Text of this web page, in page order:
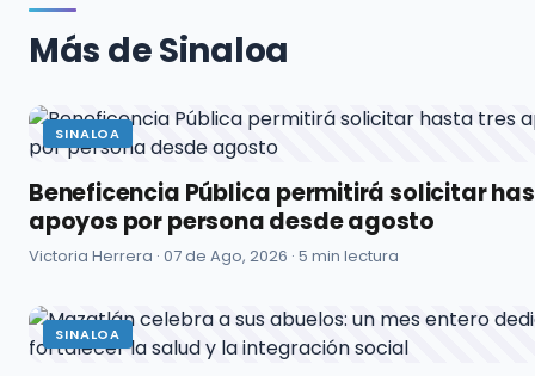
Más de Sinaloa
SINALOA
Beneficencia Pública permitirá solicitar
apoyos por persona desde agosto
Victoria Herrera · 07 de Ago, 2026 · 5 min lectura
SINALOA